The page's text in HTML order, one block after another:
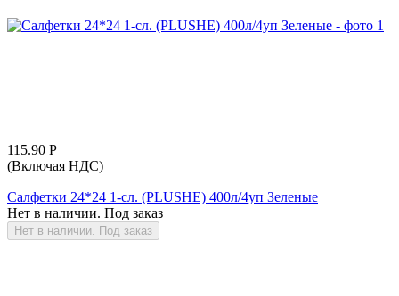
115.90 Р
(Включая НДС)
Салфетки 24*24 1-сл. (PLUSHE) 400л/4уп Зеленые
Нет в наличии. Под заказ
Нет в наличии. Под заказ